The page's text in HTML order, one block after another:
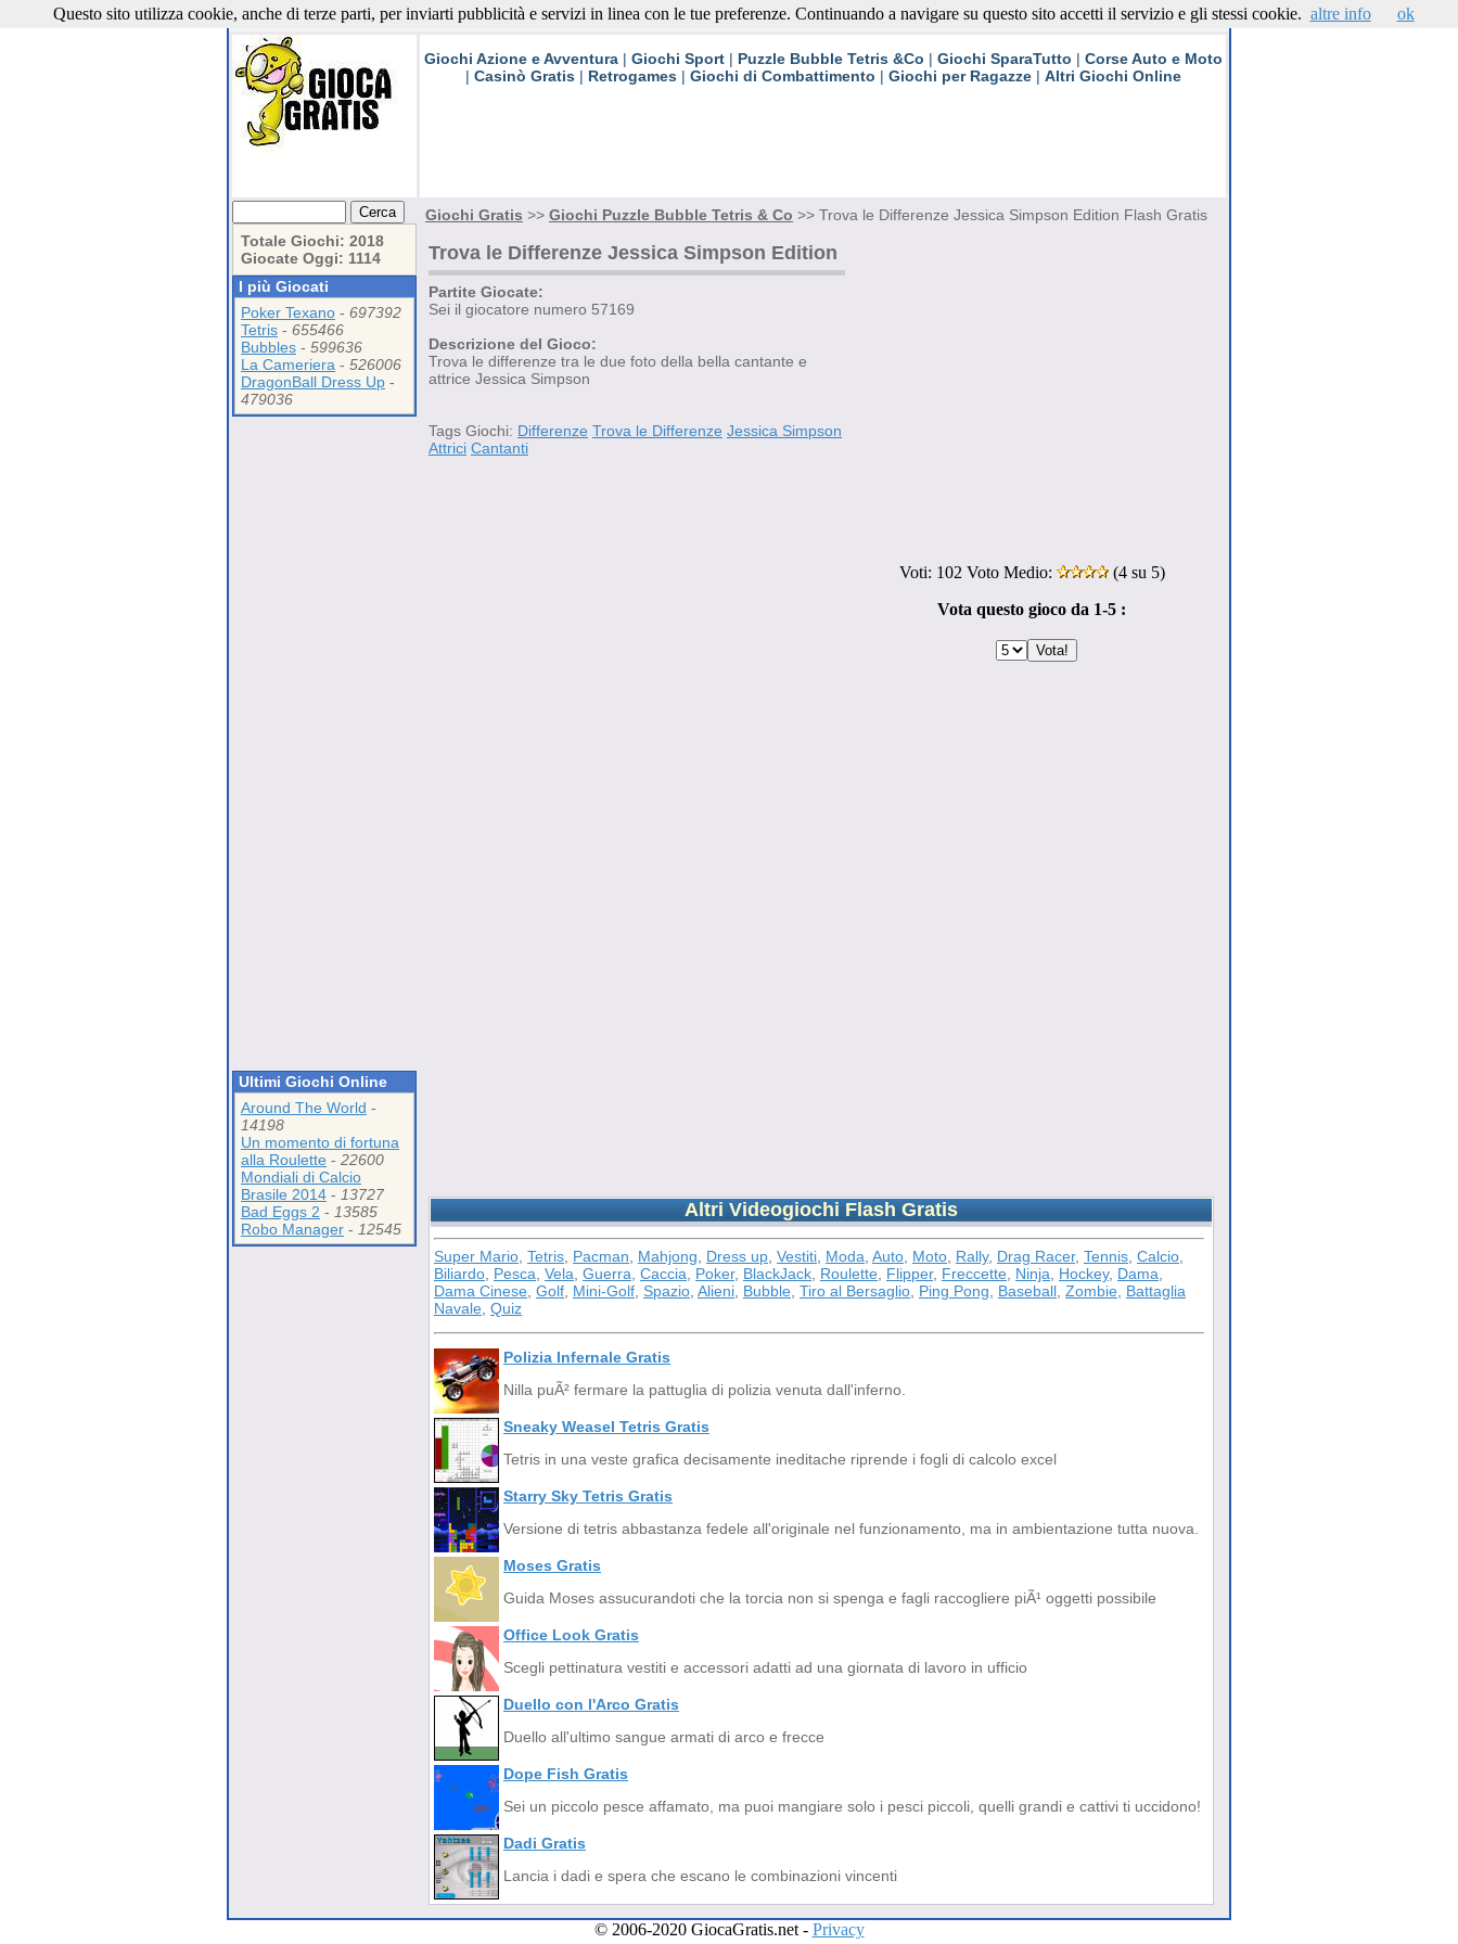
Giochi Gratis Contattaci
Giochi Azione e Avventura| Giochi Sport| Puzzle Bubble Tetris &Co | Giochi SparaTutto | Corse Auto e Moto
| Casinò Gratis| Retrogames| Giochi di Combattimento | Giochi per Ragazze| Altri Giochi Online
Totale Giochi: 2018
Giocate Oggi: 1114
I più Giocati
Poker Texano - 697392
Tetris - 655466
Bubbles - 599636
La Cameriera - 526006
DragonBall Dress Up -
479036
Ultimi Giochi Online
Around The World -
14198
Un momento di fortuna
alla Roulette - 22600
Mondiali di Calcio
Brasile 2014 - 13727
Bad Eggs 2 - 13585
Robo Manager - 12545
Giochi Gratis >> Giochi Puzzle Bubble Tetris & Co >> Trova le Differenze Jessica Simpson Edition Flash Gratis
Trova le Differenze Jessica Simpson Edition
Partite Giocate:
Sei il giocatore numero 57169
Descrizione del Gioco:
Trova le differenze tra le due foto della bella cantante e
attrice Jessica Simpson
Tags Giochi: Differenze Trova le Differenze Jessica Simpson
Attrici Cantanti
Voti: 102 Voto Medio: (4su 5)
Vota questo gioco da 1-5 :
Altri Videogiochi Flash Gratis
Super Mario Tetris Pacman Mahjong Dress up Vestiti Moda Auto Moto Rally, Drag Racer, Tennis Calcio
Biliardo Pesca Vela Guerra Caccia Poker, BlackJack Roulette Flipper, Freccette Ninja Hockey, Dama
Dama Cinese Golf Mini-Golf Spazio Alieni Bubble Tiro al Bersaglio Ping Pong Baseball Zombie Battaglia
Navale Quiz
Polizia Infernale Gratis
Nilla puÃ² fermare la pattuglia di polizia venuta dall'inferno.
Sneaky Weasel Tetris Gratis
Tetris in una veste grafica decisamente ineditache riprende i fogli di calcolo excel
Starry Sky Tetris Gratis
Versione di tetris abbastanza fedele all'originale nel funzionamento, ma in ambientazione tutta nuova.
Moses Gratis
Guida Moses assucurandoti che la torcia non si spenga e fagli raccogliere piÃ¹ oggetti possibile
Office Look Gratis
Scegli pettinatura vestiti e accessori adatti ad una giornata di lavoro in ufficio
Duello con l'Arco Gratis
Duello all'ultimo sangue armati di arco e frecce
Dope Fish Gratis
Sei un piccolo pesce affamato, ma puoi mangiare solo i pesci piccoli, quelli grandi e cattivi ti uccidono!
Dadi Gratis
Lancia i dadi e spera che escano le combinazioni vincenti
© 2006-2020 GiocaGratis.net - Privacy
Questo sito utilizza cookie, anche di terze parti, per inviarti pubblicità e servizi in linea con le tue preferenze. Continuando a navigare su questo sito accetti il servizio e gli stessi cookie. altre info ok